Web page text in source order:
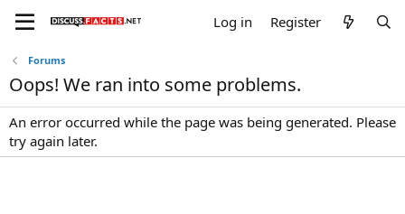
Log in Register
Forums
Oops! We ran into some problems.
An error occurred while the page was being generated. Please
try again later.